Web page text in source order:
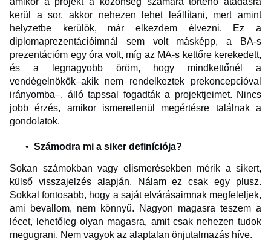
kerül a sor, akkor nehezen lehet leállítani, mert amint
helyzetbe kerülök, már elkezdem élvezni. Ez a
diplomaprezentációimnál sem volt másképp, a BA-s
prezentációm egy óra volt, míg az MA-s kettőre kerekedett,
és a legnagyobb öröm, hogy mindkettőnél a
vendégelnökök–akik nem rendelkeztek prekoncepcióval
irányomba–, álló tapssal fogadták a projektjeimet. Nincs
jobb érzés, amikor ismeretlenül megértésre találnak a
gondolatok.
Számodra mi a siker definíciója?
Sokan számokban vagy elismerésekben mérik a sikert,
külső visszajelzés alapján. Nálam ez csak egy plusz.
Sokkal fontosabb, hogy a saját elvárásaimnak megfeleljek,
ami bevallom, nem könnyű. Nagyon magasra teszem a
lécet, lehetőleg olyan magasra, amit csak nehezen tudok
megugrani. Nem vagyok az alaptalan önjutalmazás híve.